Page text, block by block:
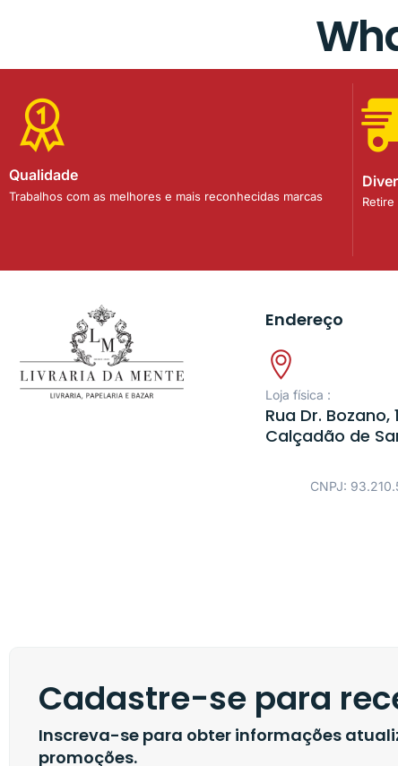
Qualidade
Trabalhos com as melhores e mais reconhecidas marcas
Endereço
Loja física :
Rua Dr. Bozano,
Calçadão de
CNPJ:
Cadastre-se para
Inscreva-se para obter informações
promoções.